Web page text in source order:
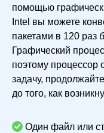
помощью
Intel вы можете
пакетами в 120 раз
Графический
поэтому процессор
задачу,
до того, как
Один файл или